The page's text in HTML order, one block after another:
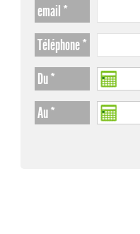
email *
Téléphone *
Du *
Au *